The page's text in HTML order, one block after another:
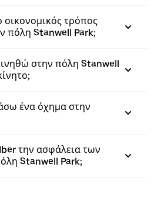
οικονομικός τρόπος
πόλη Stanwell Park;
στην πόλη Stanwell
ένα όχημα στην
την ασφάλεια των
Stanwell Park;